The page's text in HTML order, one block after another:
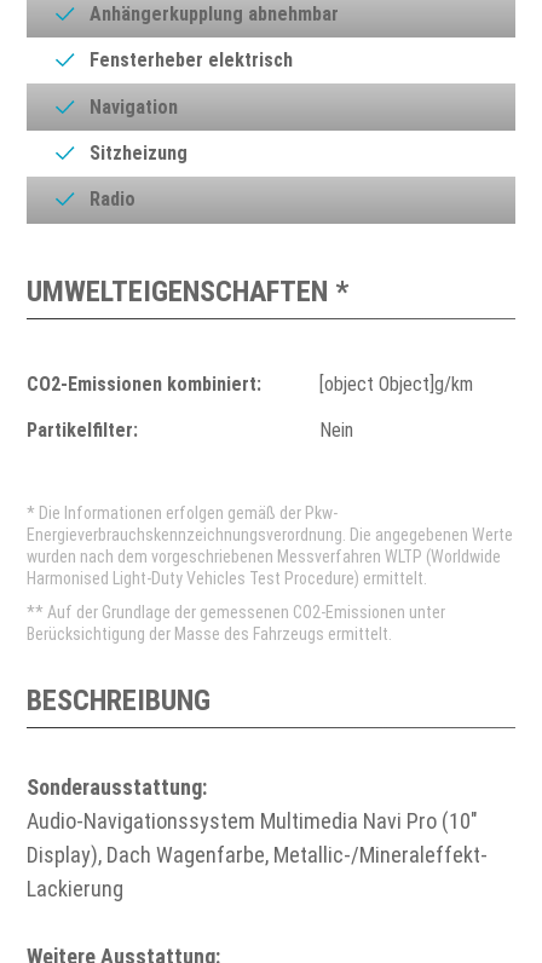
Anhängerkupplung abnehmbar
Fensterheber elektrisch
Navigation
Sitzheizung
Radio
UMWELTEIGENSCHAFTEN *
CO2-Emissionen kombiniert: [object Object]g/km
Partikelfilter: Nein
* Die Informationen erfolgen gemäß der Pkw-
Energieverbrauchskennzeichnungsverordnung. Die angegebenen Werte
wurden nach dem vorgeschriebenen Messverfahren WLTP (Worldwide
Harmonised Light-Duty Vehicles Test Procedure) ermittelt.
** Auf der Grundlage der gemessenen CO2-Emissionen unter
Berücksichtigung der Masse des Fahrzeugs ermittelt.
BESCHREIBUNG
Sonderausstattung:
Audio-Navigationssystem Multimedia Navi Pro (10"
Display), Dach Wagenfarbe, Metallic-/Mineraleffekt-
Lackierung
Weitere Ausstattung: